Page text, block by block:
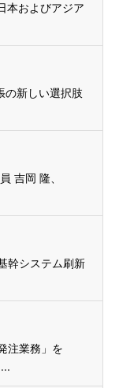
本およびアジア
の新しい選択肢
吉岡 隆、
幹システム刷新
注業務」を